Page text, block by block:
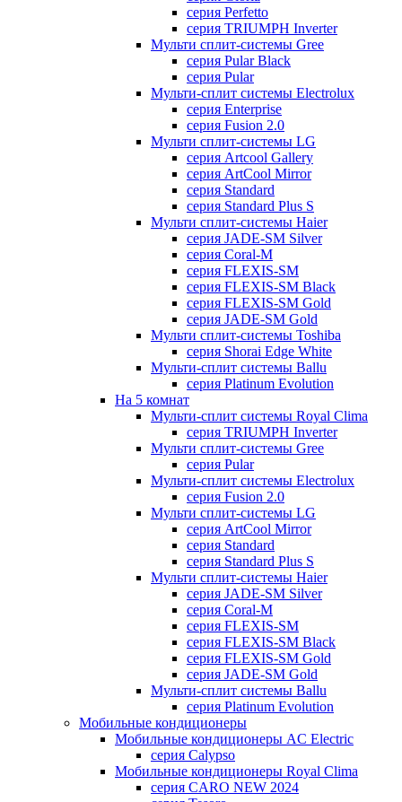
серия Perfetto
серия TRIUMPH Inverter
Мульти сплит-системы Gree
серия Pular Black
серия Pular
Мульти-сплит системы Electrolux
серия Enterprise
серия Fusion 2.0
Мульти сплит-системы LG
серия Artcool Gallery
серия ArtCool Mirror
серия Standard
серия Standard Plus S
Мульти сплит-системы Haier
серия JADE-SM Silver
серия Coral-M
серия FLEXIS-SM
серия FLEXIS-SM Black
серия FLEXIS-SM Gold
серия JADE-SM Gold
Мульти сплит-системы Toshiba
серия Shorai Edge White
Мульти-сплит системы Ballu
серия Platinum Evolution
На 5 комнат
Мульти-сплит системы Royal Clima
серия TRIUMPH Inverter
Мульти сплит-системы Gree
серия Pular
Мульти-сплит системы Electrolux
серия Fusion 2.0
Мульти сплит-системы LG
серия ArtCool Mirror
серия Standard
серия Standard Plus S
Мульти сплит-системы Haier
серия JADE-SM Silver
серия Coral-M
серия FLEXIS-SM
серия FLEXIS-SM Black
серия FLEXIS-SM Gold
серия JADE-SM Gold
Мульти-сплит системы Ballu
серия Platinum Evolution
Мобильные кондиционеры
Мобильные кондиционеры AC Electric
серия Calypso
Мобильные кондиционеры Royal Clima
серия CARO NEW 2024